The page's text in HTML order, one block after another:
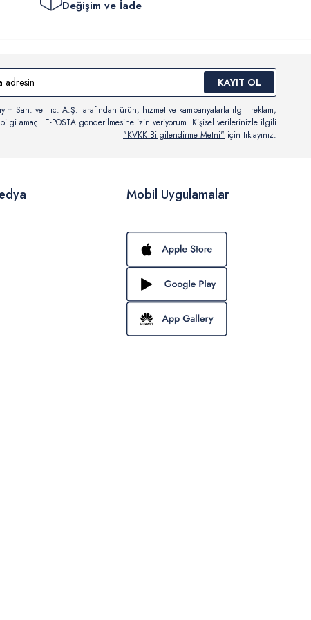
Değişim ve İade
KAYIT OL
San. ve Tic. A.Ş. tarafından ürün, hizmet ve kampanyalarla ilgili reklam,
amaçlı E-POSTA gönderilmesine izin veriyorum. Kişisel verilerinizle ilgili
"KVKK Bilgilendirme Metni" için tıklayınız.
Mobil Uygulamalar